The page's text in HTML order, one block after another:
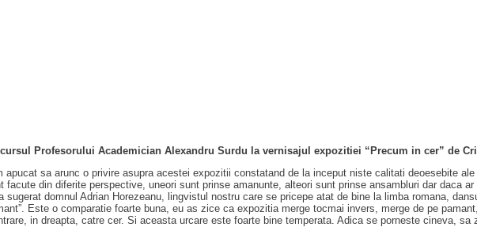
Profesorului Academician Alexandru Surdu la vernisajul expozitiei “Precum in cer” de
apucat sa arunc o privire asupra acestei expozitii constatand de la inceput niste calitati deoesebite
facute din diferite perspective, uneori sunt prinse amanunte, alteori sunt prinse ansambluri dar daca
sugerat domnul Adrian Horezeanu, lingvistul nostru care se pricepe atat de bine la limba romana,
Este o comparatie foarte buna, eu as zice ca expozitia merge tocmai invers, merge de pe
in dreapta, catre cer. Si aceasta urcare este foarte bine temperata. Adica se porneste cineva,